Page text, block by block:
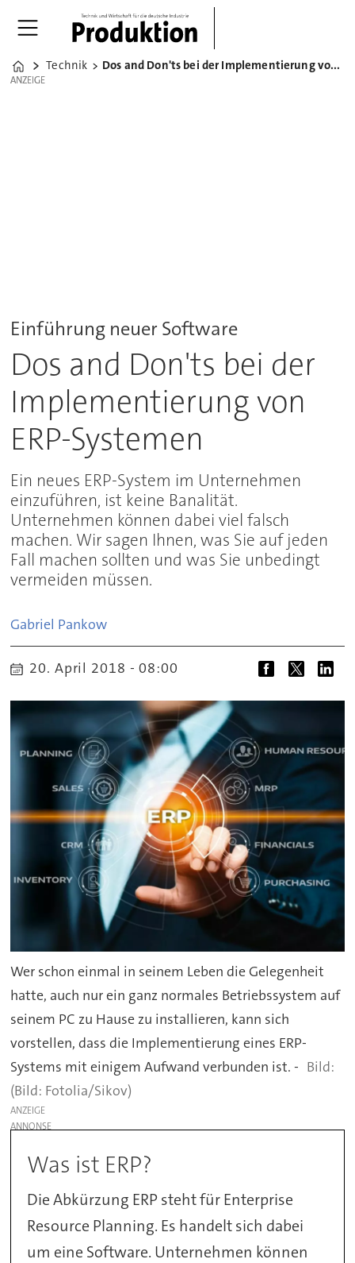
Home
Technik Dos and Don'ts bei der Implementierung von ERP-Systemen
ANZEIGE
ANZEIGE
Einführung neuer Software
Dos and Don'ts bei der
Implementierung von
ERP-Systemen
Ein neues ERP-System im Unternehmen
einzuführen, ist keine Banalität.
Unternehmen können dabei viel falsch
machen. Wir sagen Ihnen, was Sie auf jeden
Fall machen sollten und was Sie unbedingt
vermeiden müssen.
Gabriel Pankow
20. April 2018 - 08:00
Wer schon einmal in seinem Leben die Gelegenheit
hatte, auch nur ein ganz normales Betriebssystem auf
seinem PC zu Hause zu installieren, kann sich
vorstellen, dass die Implementierung eines ERP-
Systems mit einigem Aufwand verbunden ist. -
(Bild: Fotolia/Sikov)
ANZEIGE
Was ist ERP?
Die Abkürzung ERP steht für Enterprise
Resource Planning. Es handelt sich dabei
um eine Software. Unternehmen können